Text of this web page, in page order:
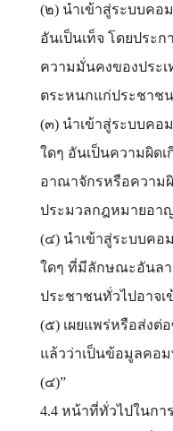
(๒) นำเข้าสู่ระบบคอ
อันเป็นเท็จ โดยประ
ความมั่นคงของประ
ตระหนกแก่ประชาชน
(๓) นำเข้าสู่ระบบคอ
ใดๆ อันเป็นความผิด
อาณาจักรหรือความ
ประมวลกฎหมายอา
(๔) นำเข้าสู่ระบบคอ
ใดๆ ที่มีลักษณะอันล
ประชาชนทั่วไปอาจเ
(๕) เผยแพร่หรือส่งต่
แล้วว่าเป็นข้อมูลคอม
(๔)”
4.4 หน้าที่ทั่วไปในกา